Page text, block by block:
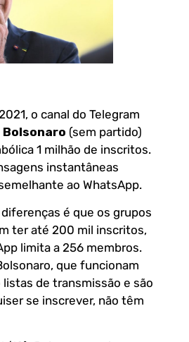
o canal do Telegram
(sem partido)
1 milhão de inscritos.
instantâneas
ao WhatsApp.
é que os grupos
ter até 200 mil inscritos,
limita a 256 membros.
que funcionam
de transmissão e são
se inscrever, não têm